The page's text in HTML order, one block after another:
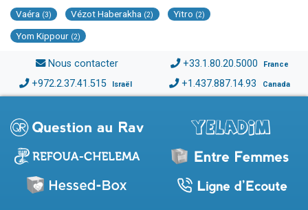
Vaéra (3) Vézot Haberakha (2) Yitro (2)
Yom Kippour (2)
Nous contacter +33.1.80.20.5000 France
+972.2.37.41.515 Israël +1.437.887.14.93 Canada